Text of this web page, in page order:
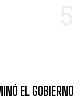
EL GOBIERNO